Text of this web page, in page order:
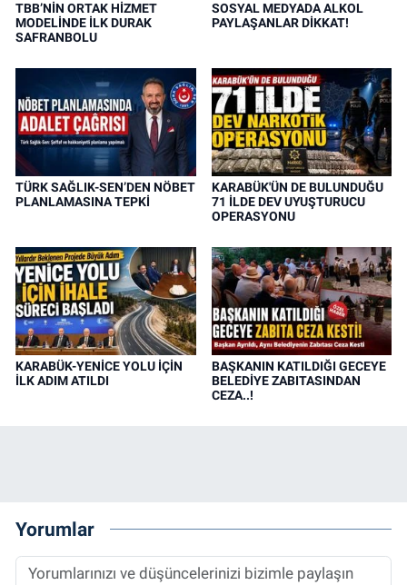
TBB’NİN ORTAK HİZMET
MODELİNDE İLK DURAK
SAFRANBOLU
SOSYAL MEDYADA ALKOL
PAYLAŞANLAR DİKKAT!
TÜRK SAĞLIK-SEN’DEN NÖBET
PLANLAMASINA TEPKİ
KARABÜK'ÜN DE BULUNDUĞU
71 İLDE DEV UYUŞTURUCU
OPERASYONU
KARABÜK-YENİCE YOLU İÇİN
İLK ADIM ATILDI
BAŞKANIN KATILDIĞI GECEYE
BELEDİYE ZABITASINDAN
CEZA..!
Yorumlar